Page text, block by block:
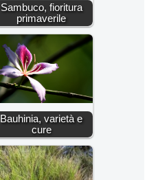
Sambuco, fioritura
primaverile
Bauhinia, varietà e
cure